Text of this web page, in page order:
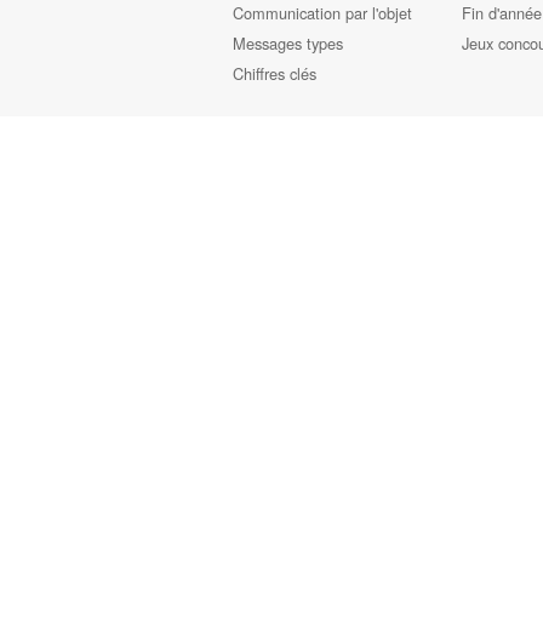
Communication par l'objet
Messages types
Chiffres clés
Fin d'année
Jeux